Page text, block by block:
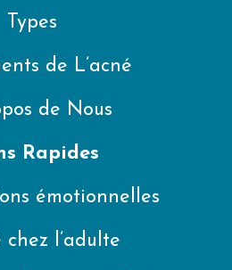
Types
de L’acné
de Nous
Rapides
émotionnelles
chez l’adulte